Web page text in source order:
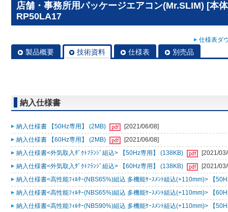
店舗・事務所用パッケージエアコン(Mr.SLIM) [本
RP50LA17
仕様表ダ
製品概要 技術資料 仕様表 別売品
納入仕様書
納入仕様書 【50Hz専用】 (2MB)
[2021/06/08]
納入仕様書 【60Hz専用】 (2MB)
[2021/06/08]
納入仕様書<外気取入ﾀﾞｸﾄﾌﾗﾝｼﾞ組込> 【50Hz専用】 (138KB)
[2021/
納入仕様書<外気取入ﾀﾞｸﾄﾌﾗﾝｼﾞ組込> 【60Hz専用】 (138KB)
[2021/
納入仕様書<高性能ﾌｨﾙﾀｰ(NBS65%)組込 多機能ｹｰｽﾒﾝﾄ組込(+110mm)> 【
納入仕様書<高性能ﾌｨﾙﾀｰ(NBS65%)組込 多機能ｹｰｽﾒﾝﾄ組込(+110mm)> 【
納入仕様書<高性能ﾌｨﾙﾀｰ(NBS90%)組込 多機能ｹｰｽﾒﾝﾄ組込(+110mm)> 【